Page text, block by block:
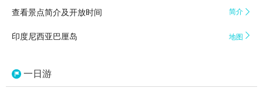
查看景点简介及开放时间 简介 
印度尼西亚巴厘岛 地图 
一日游